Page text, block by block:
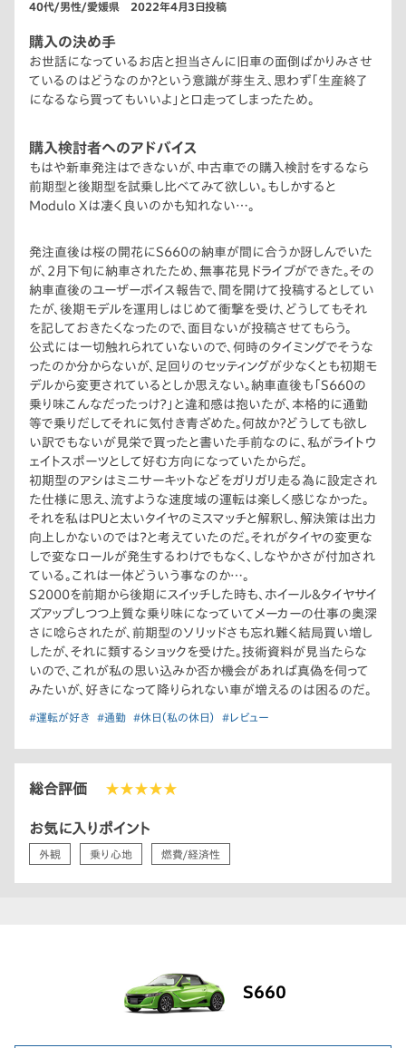
40代/男性/愛媛県 2022年4月3日投稿
購入の決め手
お世話になっているお店と担当さんに旧車の面倒ばかりみさせ
ているのはどうなのか？という意識が芽生え、思わず「生産終了
になるなら買ってもいいよ」と口走ってしまったため。
購入検討者へのアドバイス
もはや新車発注はできないが、中古車での購入検討をするなら
前期型と後期型を試乗し比べてみて欲しい。もしかすると
Modulo Xは凄く良いのかも知れない…。
発注直後は桜の開花にS660の納車が間に合うか訝しんでいた
が、2月下旬に納車されたため、無事花見ドライブができた。その
納車直後のユーザーボイス報告で、間を開けて投稿するとしてい
たが、後期モデルを運用しはじめて衝撃を受け、どうしてもそれ
を記しておきたくなったので、面目ないが投稿させてもらう。
公式には一切触れられていないので、何時のタイミングでそうな
ったのか分からないが、足回りのセッティングが少なくとも初期モ
デルから変更されているとしか思えない。納車直後も「S660の
乗り味こんなだったっけ？」と違和感は抱いたが、本格的に通勤
等で乗りだしてそれに気付き青ざめた。何故か？どうしても欲し
い訳でもないが見栄で買ったと書いた手前なのに、私がライトウ
ェイトスポーツとして好む方向になっていたからだ。
初期型のアシはミニサーキットなどをガリガリ走る為に設定され
た仕様に思え、流すような速度域の運転は楽しく感じなかった。
それを私はPUと太いタイヤのミスマッチと解釈し、解決策は出力
向上しかないのでは？と考えていたのだ。それがタイヤの変更な
しで変なロールが発生するわけでもなく、しなやかさが付加され
ている。これは一体どういう事なのか…。
S2000を前期から後期にスイッチした時も、ホイール＆タイヤサイ
ズアップしつつ上質な乗り味になっていてメーカーの仕事の奥深
さに唸らされたが、前期型のソリッドさも忘れ難く結局買い増し
したが、それに類するショックを受けた。技術資料が見当たらな
いので、これが私の思い込みか否か機会があれば真偽を伺って
みたいが、好きになって降りられない車が増えるのは困るのだ。
#運転が好き #通勤 #休日（私の休日） #レビュー
総合評価 ★★★★★
お気に入りポイント
外観 乗り心地 燃費/経済性
S660